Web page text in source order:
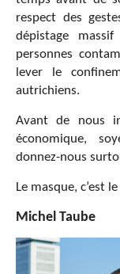
respect des
dépistage
personnes
lever le
autrichiens.
Avant de nous
économique,
donnez-nous
Le masque, c’est le
Michel Taube